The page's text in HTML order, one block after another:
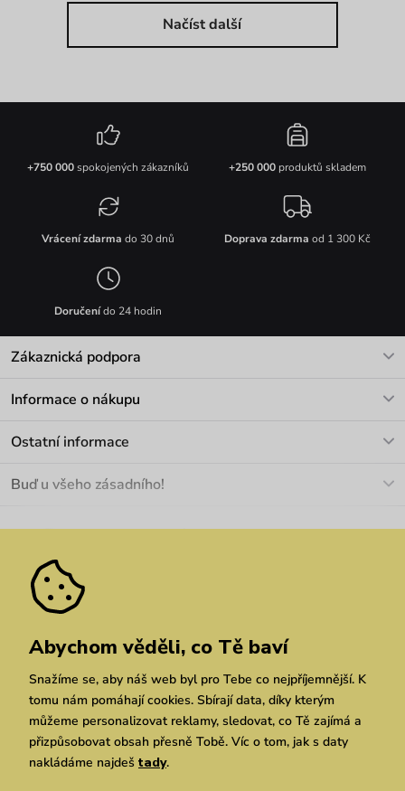
Načíst další
+750 000spokojených zákazníků +250 000produktů skladem
Vrácení zdarma do 30 dnů Doprava zdarma od 1 300 Kč
Doručenído 24 hodin
Zákaznická podpora
Informace o nákupu
Materiály a údržba
Pozáruční opravy
Ostatní informace
Velkoobchod
We Care
Dárkové poukazy
Vuchlook
Prodejny
Praha Brno Chrudim
Buď u všeho zásadního!
Zásady ochrany osobních údajů
Abychom věděli, co Tě baví
Snažíme se, aby náš web byl pro Tebe co nejpříjemnější. K
tomu nám pomáhají cookies. Sbírají data, díky kterým
můžeme personalizovat reklamy, sledovat, co Tě zajímá a
přizpůsobovat obsah přesně Tobě. Víc o tom, jak s daty
nakládáme najdeš tady.